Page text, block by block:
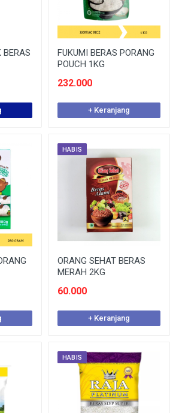
BERAS
FUKUMI BERAS PORANG
POUCH 1KG
232.000
+ Keranjang
HABIS
ORANG SEHAT BERAS
MERAH 2KG
60.000
+ Keranjang
HABIS